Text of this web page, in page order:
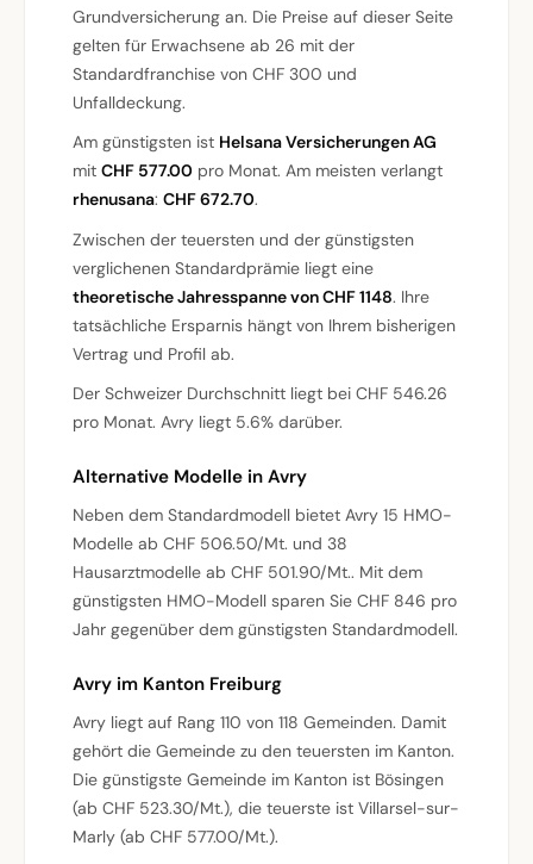
Grundversicherung an. Die Preise auf dieser Seite
gelten für Erwachsene ab 26 mit der
Standardfranchise von CHF 300 und
Unfalldeckung.
Am günstigsten ist Helsana Versicherungen AG
mit CHF 577.00 pro Monat. Am meisten verlangt
rhenusana: CHF 672.70.
Zwischen der teuersten und der günstigsten
verglichenen Standardprämie liegt eine
theoretische Jahresspanne von CHF 1148. Ihre
tatsächliche Ersparnis hängt von Ihrem bisherigen
Vertrag und Profil ab.
Der Schweizer Durchschnitt liegt bei CHF 546.26
pro Monat. Avry liegt 5.6% darüber.
Alternative Modelle in Avry
Neben dem Standardmodell bietet Avry 15 HMO-
Modelle ab CHF 506.50/Mt. und 38
Hausarztmodelle ab CHF 501.90/Mt.. Mit dem
günstigsten HMO-Modell sparen Sie CHF 846 pro
Jahr gegenüber dem günstigsten Standardmodell.
Avry im Kanton Freiburg
Avry liegt auf Rang 110 von 118 Gemeinden. Damit
gehört die Gemeinde zu den teuersten im Kanton.
Die günstigste Gemeinde im Kanton ist Bösingen
(ab CHF 523.30/Mt.), die teuerste ist Villarsel-sur-
Marly (ab CHF 577.00/Mt.).